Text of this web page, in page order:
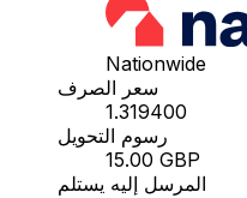
Nationwide
سعر الصرف
1.319400
رسوم التحويل
15.00 GBP
المرسل إليه يستلم